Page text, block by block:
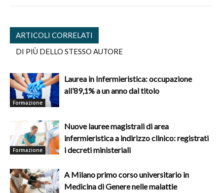
ARTICOLI CORRELATI
DI PIÙ DELLO STESSO AUTORE
Formazione
Laurea in Infermieristica: occupazione
all’89,1% a un anno dal titolo
Formazione
Nuove lauree magistrali di area
infermieristica a indirizzo clinico: registrati
i decreti ministeriali
A Milano primo corso universitario in
Medicina di Genere nelle malattie